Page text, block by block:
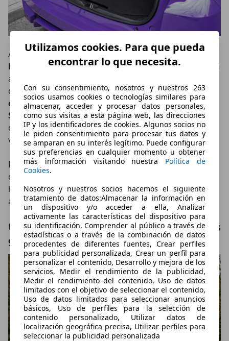
Utilizamos cookies. Para que pueda
encontrar lo que necesita.
Con su consentimiento, nosotros y nuestros 263
socios usamos cookies o tecnologías similares para
almacenar, acceder y procesar datos personales,
como sus visitas a esta página web, las direcciones
IP y los identificadores de cookies. Algunos socios no
le piden consentimiento para procesar tus datos y
se amparan en su interés legítimo. Puede configurar
sus preferencias en cualquier momento u obtener
más información visitando nuestra Política de
Cookies.
Nosotros y nuestros socios hacemos el siguiente
tratamiento de datos:Almacenar la información en
un dispositivo y/o acceder a ella, Analizar
activamente las características del dispositivo para
su identificación, Comprender al público a través de
estadísticas o a través de la combinación de datos
procedentes de diferentes fuentes, Crear perfiles
para publicidad personalizada, Crear un perfil para
personalizar el contenido, Desarrollo y mejora de los
servicios, Medir el rendimiento de la publicidad,
Medir el rendimiento del contenido, Uso de datos
limitados con el objetivo de seleccionar el contenido,
Uso de datos limitados para seleccionar anuncios
básicos, Uso de perfiles para la selección de
contenido personalizado, Utilizar datos de
localización geográfica precisa, Utilizar perfiles para
seleccionar la publicidad personalizada
A pesar de su tamaño exterior, el habitáculo está
homologado para cuatro pasajerosy cuenta con una
altura generosa, especialmente en las plazas
delanteras. Losasientos traseros pueden abatirse
completamentegracias al conocido sistemaMagic
Seatsde Honda, que permite diferentes
configuraciones para transportar objetos
voluminosos.
El maletero ofrece162 litrosde capacidad con las
cuatro plazas disponibles, aunque esa cifra aumenta
hasta los967 litrosal plegar la segunda fila de
asientos.
Un motor de 64 CV que puede alcanzar los
95 CV